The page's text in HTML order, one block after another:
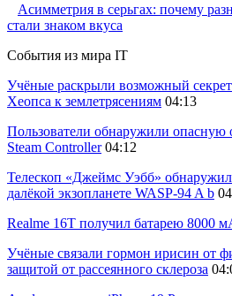
Асимметрия в серьгах: почему
стали знаком вкуса
События из мира IT
Учёные раскрыли возможный
Хеопса к землетрясениям 04:13
Пользователи обнаружили опасную
Steam Controller 04:12
Телескоп «Джеймс Уэбб»
далёкой экзопланете WASP-94 A b
Realme 16T получил батарею 8000
Учёные связали гормон ирисин от
защитой от рассеянного склероза